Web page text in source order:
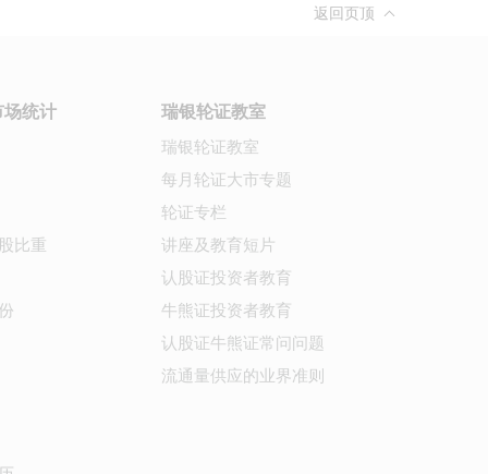
返回页顶
场统计
比重
瑞银轮证教室
瑞银轮证教室
每月轮证大市专题
轮证专栏
讲座及教育短片
认股证投资者教育
牛熊证投资者教育
认股证牛熊证常问问题
流通量供应的业界准则